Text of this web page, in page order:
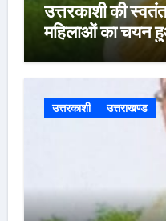
उत्तरकाशी की
महिलाओं का चयन
उत्तरकाशी उत्तराखण्ड